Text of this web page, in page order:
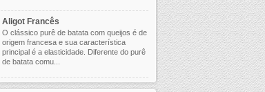
Aligot Francês
O clássico purê de batata com queijos é de
origem francesa e sua característica
principal é a elasticidade. Diferente do purê
de batata comu...